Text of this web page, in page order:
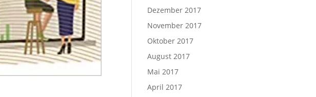
Dezember 2017
November 2017
Oktober 2017
August 2017
Mai 2017
April 2017